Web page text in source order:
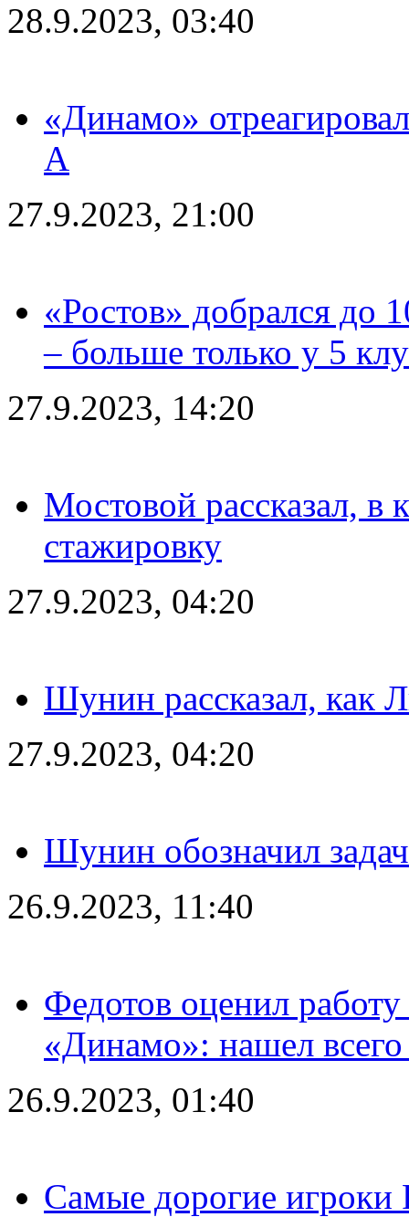
28.9.2023, 03:40
«Динамо»
А
27.9.2023, 21:00
«Ростов» добрался до
– больше только у 5
27.9.2023, 14:20
Мостовой рассказал, в
стажировку
27.9.2023, 04:20
Шунин рассказал, как
27.9.2023, 04:20
Шунин обозначил
26.9.2023, 11:40
Федотов оценил
«Динамо»: нашел
26.9.2023, 01:40
Самые дорогие игроки